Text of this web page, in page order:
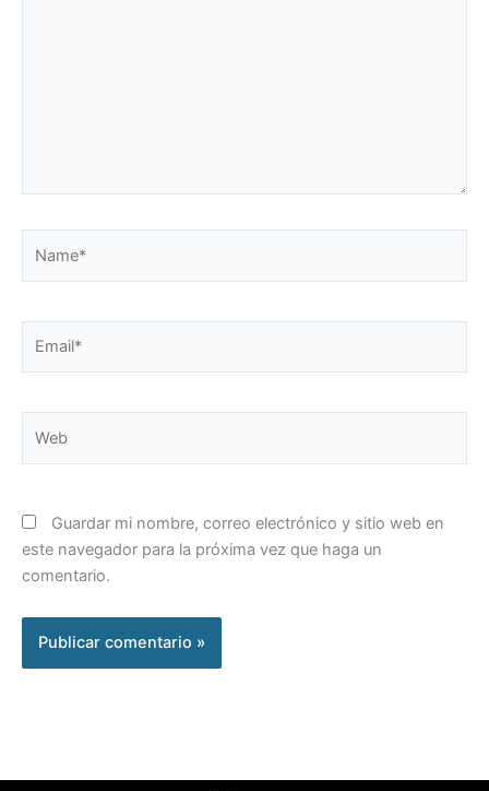
Guardar mi nombre, correo electrónico y sitio web en
este navegador para la próxima vez que haga un
comentario.